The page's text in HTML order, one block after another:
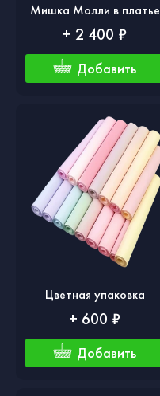
Мишка Молли в платье
+ 2 400 ₽
Добавить
Цветная упаковка
+ 600 ₽
Добавить